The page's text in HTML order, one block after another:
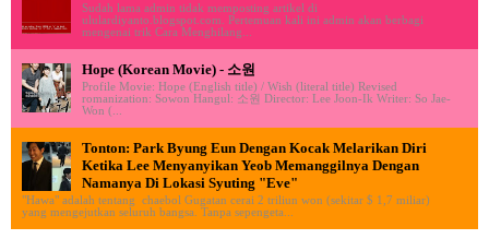
Sudah lama admin tidak memposting artikel di
ululardiyanto.blogspot.com. Pertemuan kali ini admin akan berbagi
mengenai trik Cara Menghilang...
Hope (Korean Movie) - 소원
Profile Movie: Hope (English title) / Wish (literal title) Revised
romanization: Sowon Hangul: 소원 Director: Lee Joon-Ik Writer: So Jae-
Won (...
Tonton: Park Byung Eun Dengan Kocak Melarikan Diri
Ketika Lee Menyanyikan Yeob Memanggilnya Dengan
Namanya Di Lokasi Syuting "Eve"
"Hawa" adalah tentang chaebol Gugatan cerai 2 triliun won (sekitar $ 1,7 miliar)
yang mengejutkan seluruh bangsa. Tanpa sepengeta...